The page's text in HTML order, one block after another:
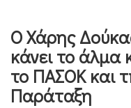
Ο Χάρης
κάνει το άλμα
το ΠΑΣΟΚ και
Παράταξη